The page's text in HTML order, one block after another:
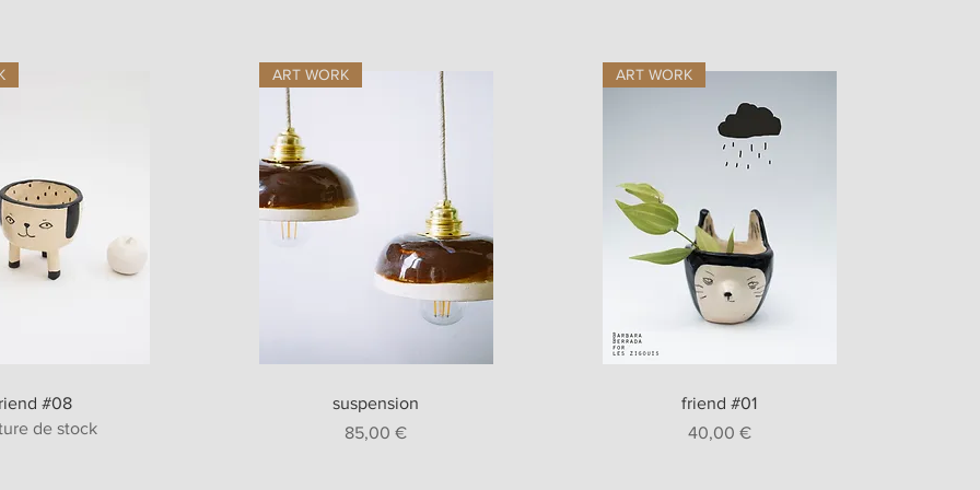
rapide
#08
de stock
Aperçu rapide
ART WORK
suspension
Prix
85,00 €
Aperçu rapide
ART WORK
friend #01
Prix
40,00 €